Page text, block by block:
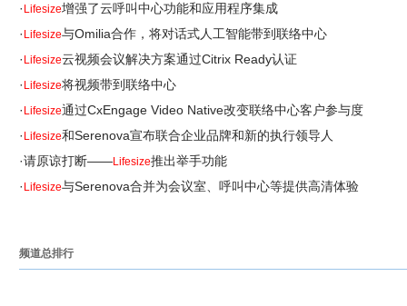
· Lifesize增强了云呼叫中心功能和应用程序集成
· Lifesize与Omilia合作，将对话式人工智能带到联络中心
· Lifesize云视频会议解决方案通过Citrix Ready认证
· Lifesize将视频带到联络中心
· Lifesize通过CxEngage Video Native改变联络中心客户参与度
· Lifesize和Serenova宣布联合企业品牌和新的执行领导人
·请原谅打断——Lifesize推出举手功能
· Lifesize与Serenova合并为会议室、呼叫中心等提供高清体验
频道总排行